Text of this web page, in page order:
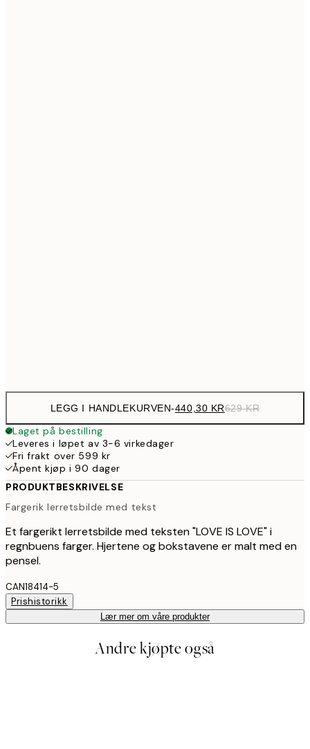
LEGG I HANDLEKURVEN-440,30 KR629 KR
Laget på bestilling
Leveres i løpet av 3-6 virkedager
Fri frakt over 599 kr
Åpent kjøp i 90 dager
PRODUKTBESKRIVELSE
Fargerik lerretsbilde med tekst
Et fargerikt lerretsbilde med teksten "LOVE IS LOVE" i
regnbuens farger. Hjertene og bokstavene er malt med en
pensel.
CAN18414-5
Prishistorikk
Lær mer om våre produkter
Andre kjøpte også